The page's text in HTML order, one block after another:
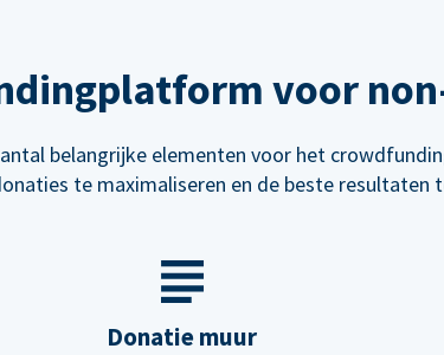
voor
belangrijke elementen voor het
te maximaliseren en de beste resultaten
Donatie muur